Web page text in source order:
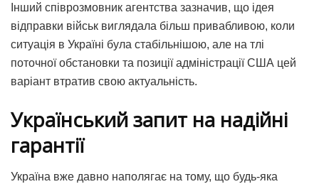
Інший співрозмовник агентства зазначив, що ідея
відправки військ виглядала більш привабливою, коли
ситуація в Україні була стабільнішою, але на тлі
поточної обстановки та позиції адміністрації США цей
варіант втратив свою актуальність.
Український запит на надійні
гарантії
Україна вже давно наполягає на тому, що будь-яка